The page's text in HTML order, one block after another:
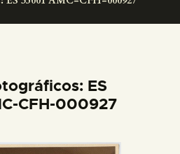
ES
CFH-000927